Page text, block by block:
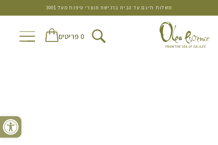
פתח סרגל נגישות
משלוח חינם עד הבית ברכישת מוצרי טיפוח מעל 300$
0 פריטים